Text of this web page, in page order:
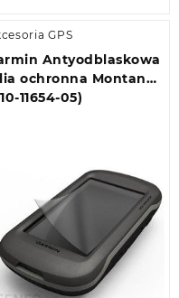
GPS
Antyodblaskowa
ochronna Montana
11654-05)